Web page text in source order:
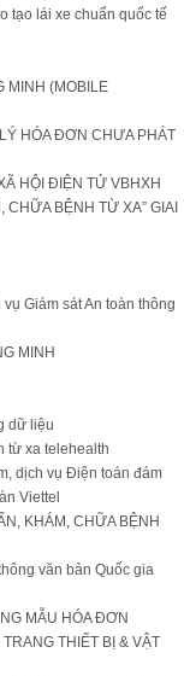
tạo lái xe chuẩn quốc tế
MINH (MOBILE
HÓA ĐƠN CHƯA PHÁT
HỘI ĐIỆN TỬ VBHXH
BỆNH TỪ XA” GIAI
Giám sát An toàn thông
MINH
dữ liệu
từ xa telehealth
dịch vụ Điện toán đám
Viettel
KHÁM, CHỮA BỆNH
văn bản Quốc gia
MẪU HÓA ĐƠN
THIẾT BỊ & VẬT